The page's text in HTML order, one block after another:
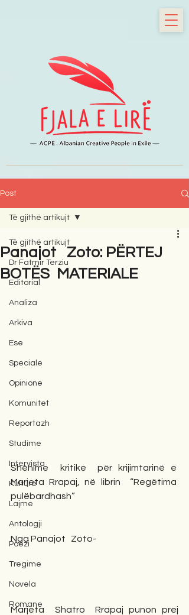
Post
Të gjithë artikujt
Dr Fatmir Terziu
Editorial
Analiza
Arkiva
Ese
Speciale
Opinione
Komunitet
Reportazh
Studime
Intervista
Kulturë
Lajme
Antologji
Poezi
Tregime
Novela
Romane
Të gjithë artikujt
Panajot Zoto: PËRTEJ
BOTËS MATERIALE
Shënime  kritike  për krijimtarinë e
Marjeta Rrapaj, në librin  “Regëtima
pulëbardhash”
Nga Panajot   Zoto-
Marjeta  Shatro  Rrapaj punon prej